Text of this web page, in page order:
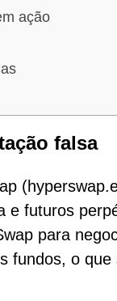
ação
falsa
e futuros
para
fundos, o